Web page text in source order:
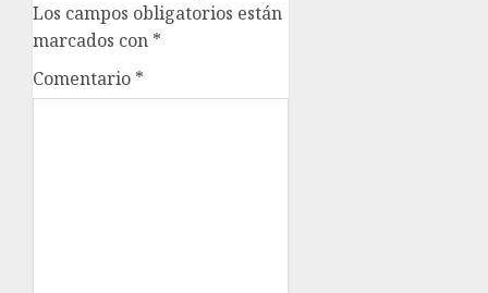
Los campos obligatorios están
marcados con *
Comentario *